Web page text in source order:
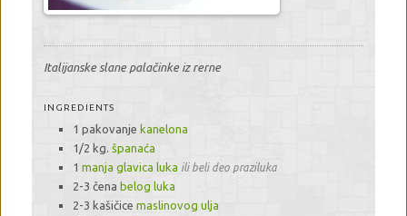
Italijanske slane palačinke iz rerne
INGREDIENTS
1 pakovanje kanelona
1/2 kg. španaća
1manja glavica luka ili beli deo praziluka
2-3 čena belog luka
2-3 kašičice maslinovog ulja